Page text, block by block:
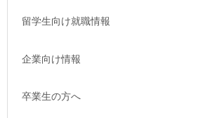
留学生向け就職情報
企業向け情報
卒業生の方へ